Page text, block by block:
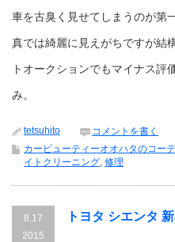
車を古臭く見せてしまうのが第
真では綺麗に見えがちですが結
トオークションでもマイナス評
み。
tetsuhito
コメントを書く
カービューティーオオハタのコー
イトクリーニング, 修理
8.17
2015
トヨタ シエンタ